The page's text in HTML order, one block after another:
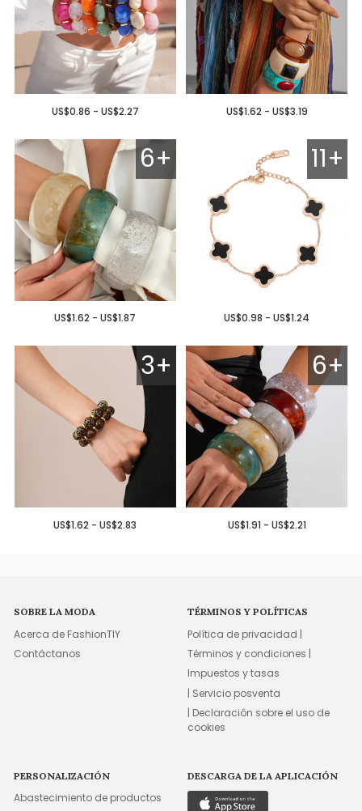
US$0.86 - US$2.27 US$1.62 - US$3.19
6+
US$1.62 - US$1.87
11+
US$0.98 - US$1.24
3+
US$1.62 - US$2.83
6+
US$1.91 - US$2.21
SOBRE LA MODA
Acerca de FashionTIY
Contáctanos
TÉRMINOS Y POLÍTICAS
Política de privacidad |
Términos y condiciones |
Impuestos y tasas
| Servicio posventa
| Declaración sobre el uso de
cookies
PERSONALIZACIÓN
Abastecimiento de productos
DESCARGA DE LA APLICACIÓN